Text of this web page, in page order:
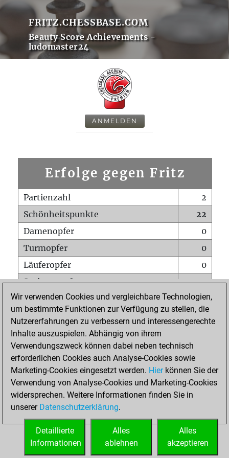
FRITZ.CHESSBASE.COM
Beauty Score Achievements -
ludomaster24
ANMELDEN
Erfolge gegen Fritz
Partienzahl
2
Schönheitspunkte
22
Damenopfer
0
Turmopfer
0
Läuferopfer
0
Springeropfer
3
Bauernopfer
0
Matt auf vollem Brett
0
Bauer setzt Matt
Erstickte Matts
Unterverwandlungen
0
Türme auf der siebten
0
STARTSEITE
Wir verwenden Cookies und vergleichbare Technologien,
um bestimmte Funktionen zur Verfügung zu stellen, die
Nutzererfahrungen zu verbessern und interessengerechte
Inhalte auszuspielen. Abhängig von ihrem
Verwendungszweck können dabei neben technisch
erforderlichen Cookies auch Analyse-Cookies sowie
Marketing-Cookies eingesetzt werden. Hierkönnen Sie der
Verwendung von Analyse-Cookies und Marketing-Cookies
widersprechen. Weitere Informationen finden Sie in
unserer Datenschutzerklärung.
Alles
akzeptieren
Alles
ablehnen
Detaillierte
Informationen